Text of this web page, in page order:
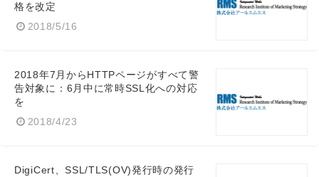
格を改定
2018/5/16
2018年7月からHTTPページがすべて警
告対象に：6月中に常時SSL化への対応
を
2018/4/23
DigiCert、SSL/TLS(OV)発行時の発行